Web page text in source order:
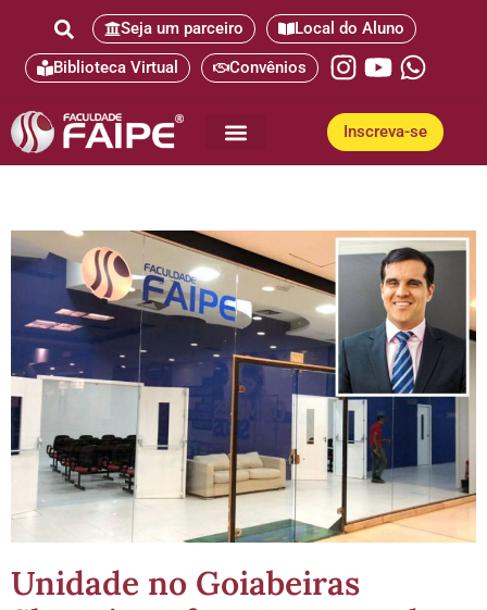
Seja um parceiro
Local do Aluno
Biblioteca Virtual
Convênios
Inscreva-se
Unidade no Goiabeiras